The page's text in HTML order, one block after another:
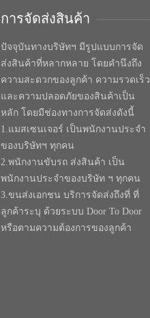
การจัดส่งสินค้า
ปัจจุบันทางบริษัทฯ มีรูปแบบการจัด
ส่งสินค้าที่หลากหลาย โดยคำนึงถึง
ความสะดวกของลูกค้า ความรวดเร็ว
และความปลอดภัยของสินค้าเป็น
หลัก โดยมีช่องทางการจัดส่งดังนี้
1.แมสเซนเจอร์ เป็นพนักงานประจำ
ของบริษัทฯ ทุกคน
2.พนักงานขับรถ ส่งสินค้า เป็น
พนักงานประจำของบริษัท ฯ ทุกคน
3.ขนส่งเอกชน บริการจัดส่งถึงที่ ที่
ลูกค้าระบุ ด้วยระบบ Door To Door
หรือตามความต้องการของลูกค้า